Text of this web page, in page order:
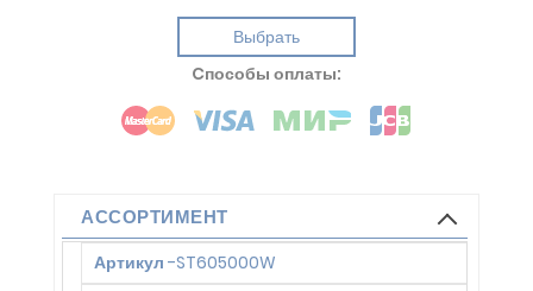
Выбрать
Cпособы оплаты:
АССОРТИМЕНТ
Артикул -ST605000W